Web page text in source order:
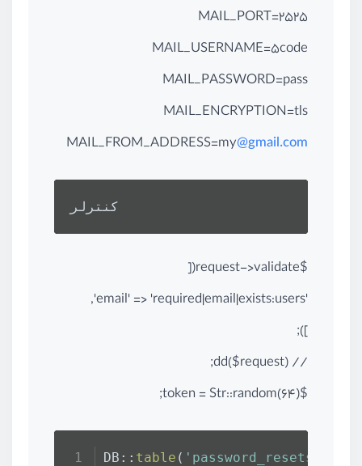
MAIL_PORT=2525
MAIL_USERNAME=5code
MAIL_PASSWORD=pass
MAIL_ENCRYPTION=tls
MAIL_FROM_ADDRESS=my@gmail.com
کنترلر
$request->validate([
'email' => 'required|email|exists:users',
]);
// dd($request);
$token = Str::random(64);
DB:: table ( 'password_resets'